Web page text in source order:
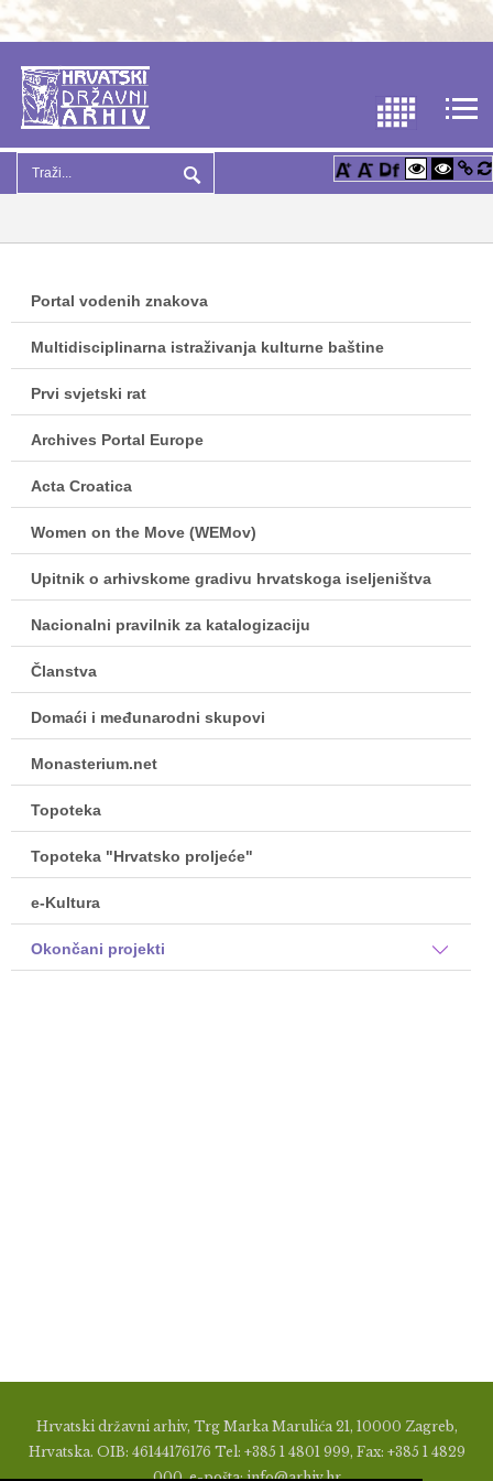
Portal vodenih znakova
Multidisciplinarna istraživanja kulturne baštine
Prvi svjetski rat
Archives Portal Europe
Acta Croatica
Women on the Move (WEMov)
Upitnik o arhivskome gradivu hrvatskoga iseljeništva
Nacionalni pravilnik za katalogizaciju
Članstva
Domaći i međunarodni skupovi
Monasterium.net
Topoteka
Topoteka "Hrvatsko proljeće"
e-Kultura
Okončani projekti
Hrvatski državni arhiv, Trg Marka Marulića 21, 10000 Zagreb,
Hrvatska. OIB: 46144176176 Tel: +385 1 4801 999, Fax: +385 1 4829
000, e-pošta: info@arhiv.hr